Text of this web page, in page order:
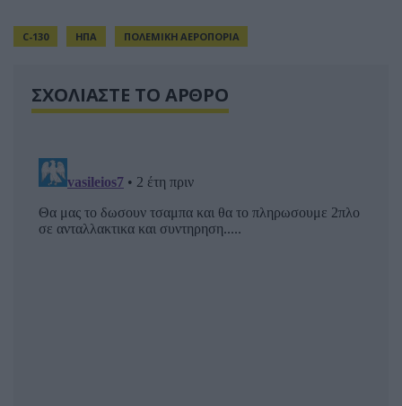
C-130 ΗΠΑ ΠΟΛΕΜΙΚΗ ΑΕΡΟΠΟΡΙΑ
ΣΧΟΛΙΑΣΤΕ ΤΟ ΑΡΘΡΟ